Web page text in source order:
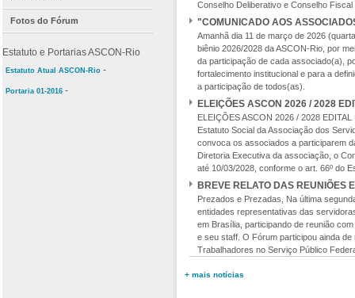
Fotos do Fórum
Estatuto e Portarias ASCON-Rio
Estatuto Atual ASCON-Rio -
Portaria 01-2016 -
Conselho Deliberativo e Conselho
"COMUNICADO AOS
Amanhã dia 11 de março de 2026
biênio 2026/2028 da ASCON-Rio, por
da participação de cada associado(a),
fortalecimento institucional e para a
a participação de todos(as).
ELEIÇÕES ASCON 2026 / 2028
ELEIÇÕES ASCON 2026 / 2028
Estatuto Social da Associação dos
convoca os associados a participarem
Diretoria Executiva da associação, o
até 10/03/2028, conforme o art. 66º do
BREVE RELATO DAS REUNIÕES
Prezados e Prezadas, Na última
entidades representativas das
em Brasília, participando de reunião
e seu staff. O Fórum participou ainda
Trabalhadores no Serviço Público
+ mais notícias